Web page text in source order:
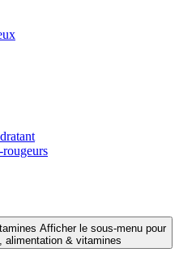
rougeurs
Afficher le sous-menu pour
alimentation & vitamines